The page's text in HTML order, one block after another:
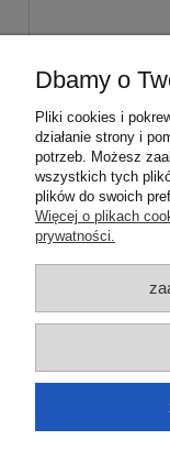
Dbamy o
Pliki cookies i
działanie strony i
potrzeb. Możesz
wszystkich tych
plików do swoich
Więcej o plikach
prywatności.